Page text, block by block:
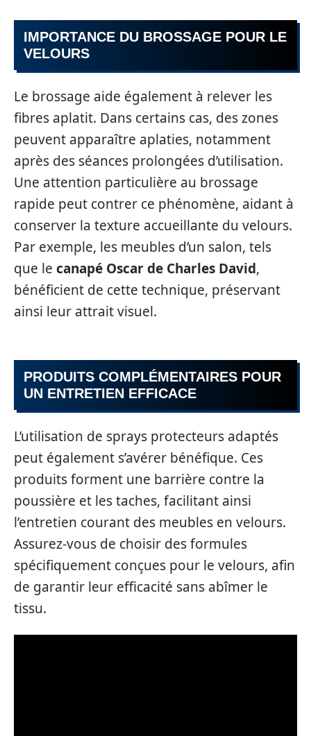
IMPORTANCE DU BROSSAGE POUR LE
VELOURS
Le brossage aide également à relever les
fibres aplatit. Dans certains cas, des zones
peuvent apparaître aplaties, notamment
après des séances prolongées d’utilisation.
Une attention particulière au brossage
rapide peut contrer ce phénomène, aidant à
conserver la texture accueillante du velours.
Par exemple, les meubles d’un salon, tels
que le canapé Oscar de Charles David,
bénéficient de cette technique, préservant
ainsi leur attrait visuel.
PRODUITS COMPLÉMENTAIRES POUR
UN ENTRETIEN EFFICACE
L’utilisation de sprays protecteurs adaptés
peut également s’avérer bénéfique. Ces
produits forment une barrière contre la
poussière et les taches, facilitant ainsi
l’entretien courant des meubles en velours.
Assurez-vous de choisir des formules
spécifiquement conçues pour le velours, afin
de garantir leur efficacité sans abîmer le
tissu.